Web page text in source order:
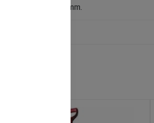
Børstehøjde: 57/80 mm.